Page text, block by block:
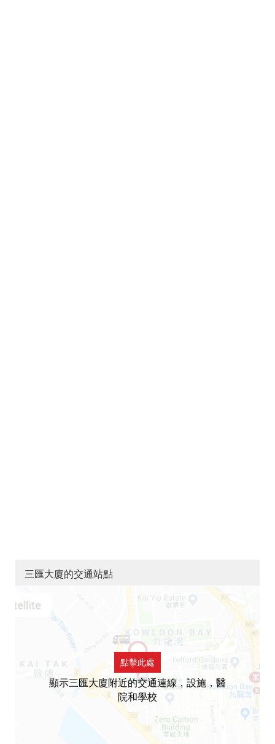
三匯大廈的交通站點
點擊此處
顯示三匯大廈附近的交通連線，設施，醫
院和學校